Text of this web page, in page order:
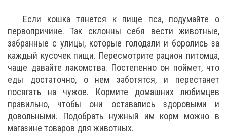
Если кошка тянется к пище пса, подумайте о
первопричине. Так склонны себя вести животные,
забранные с улицы, которые голодали и боролись за
каждый кусочек пищи. Пересмотрите рацион питомца,
чаще давайте лакомства. Постепенно он поймет, что
еды достаточно, о нем заботятся, и перестанет
посягать на чужое. Кормите домашних любимцев
правильно, чтобы они оставались здоровыми и
довольными. Подобрать нужный им корм можно в
магазине товаров для животных.